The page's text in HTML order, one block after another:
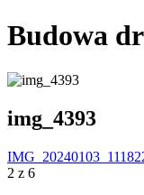
Budowa
img_4393
2 z 6